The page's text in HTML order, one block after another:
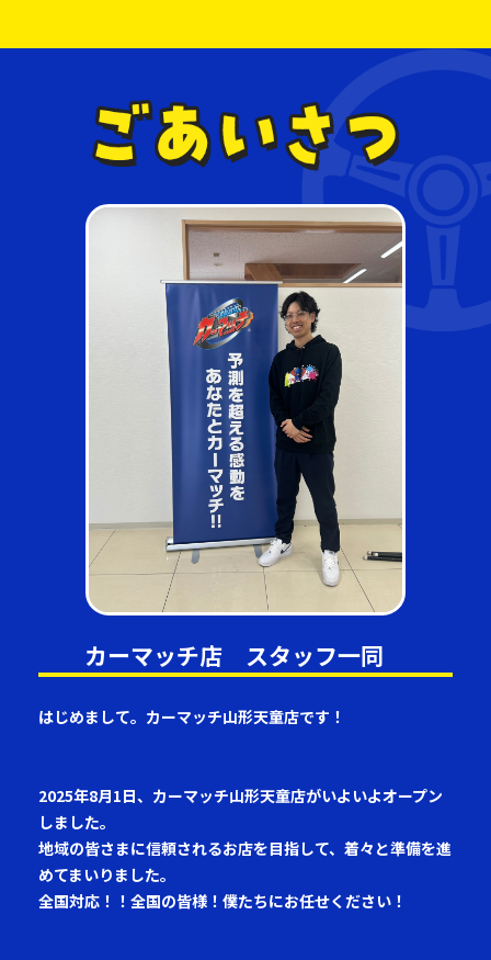
カーマッチ店 スタッフ一同
はじめまして。カーマッチ山形天童店です！
2025年8月1日、カーマッチ山形天童店がいよいよオープン
しました。
地域の皆さまに信頼されるお店を目指して、着々と準備を進
めてまいりました。
全国対応！！全国の皆様！僕たちにお任せください！